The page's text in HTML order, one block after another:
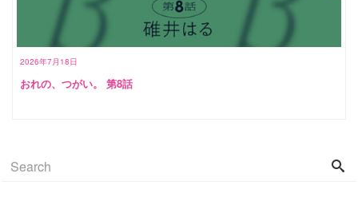
2026年7月18日
おれの、つがい。 第8話